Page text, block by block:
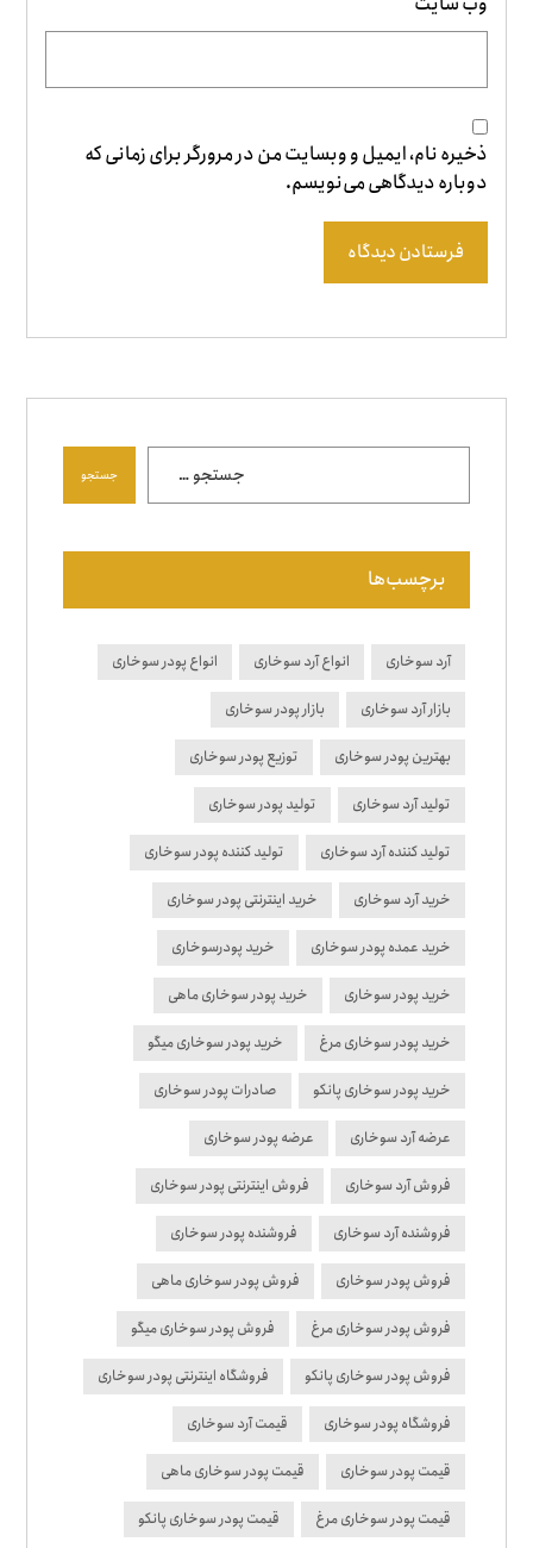
ذخیره نام، ایمیل و وبسایت من در مرورگر برای زمانی که
دوباره دیدگاهی می‌نویسم.
فرستادن دیدگاه
جستجو
برچسب‌ها
آرد سوخاری انواع آرد سوخاری انواع پودر سوخاری
بازار آرد سوخاری بازار پودر سوخاری
بهترین پودر سوخاری توزیع پودر سوخاری
تولید آرد سوخاری تولید پودر سوخاری
تولید کننده آرد سوخاری تولید کننده پودر سوخاری
خرید آرد سوخاری خرید اینترنتی پودر سوخاری
خرید عمده پودر سوخاری خرید پودرسوخاری
خرید پودر سوخاری خرید پودر سوخاری ماهی
خرید پودر سوخاری مرغ خرید پودر سوخاری میگو
خرید پودر سوخاری پانکو صادرات پودر سوخاری
عرضه آرد سوخاری عرضه پودر سوخاری
فروش آرد سوخاری فروش اینترنتی پودر سوخاری
فروشنده آرد سوخاری فروشنده پودر سوخاری
فروش پودر سوخاری فروش پودر سوخاری ماهی
فروش پودر سوخاری مرغ فروش پودر سوخاری میگو
فروش پودر سوخاری پانکو فروشگاه اینترنتی پودر سوخاری
فروشگاه پودر سوخاری قیمت آرد سوخاری
قیمت پودر سوخاری قیمت پودر سوخاری ماهی
قیمت پودر سوخاری مرغ قیمت پودر سوخاری پانکو